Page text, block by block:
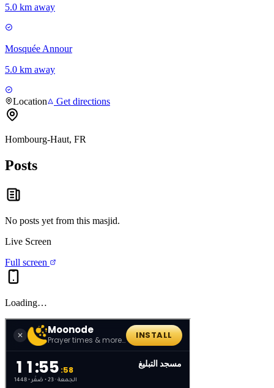
5.0 km away
Mosquée Annour
5.0 km away
Location Get directions
Hombourg-Haut, FR
Posts
No posts yet from this masjid.
Live Screen
Full screen
Loading…